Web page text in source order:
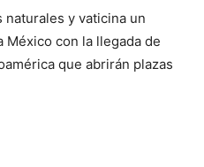
naturales y vaticina un
con la llegada de
que abrirán plazas